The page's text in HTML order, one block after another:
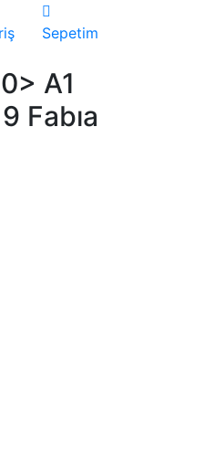
Sepetim
A1
Fabıa